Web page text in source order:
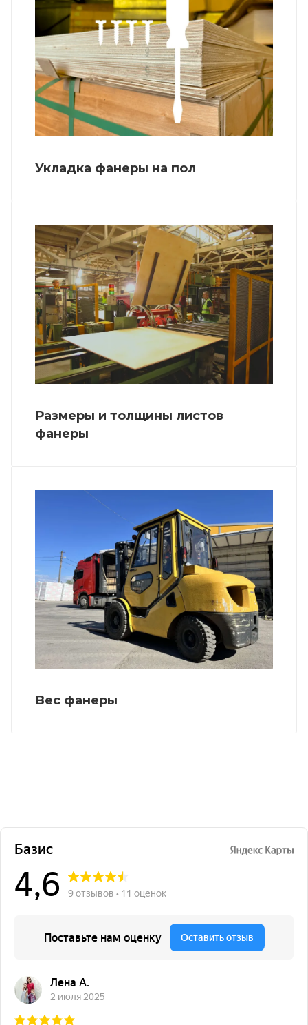
Укладка фанеры на пол
Размеры и толщины листов
фанеры
Вес фанеры